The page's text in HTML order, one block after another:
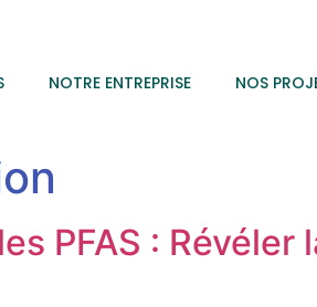
NOTRE ENTREPRISE NOS
PFAS :